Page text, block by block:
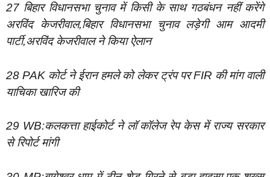
27 बिहार विधानसभा चुनाव में किसी के साथ गठबंधन नहीं करेंगे
अरविंद केजरीवाल,बिहार विधानसभा चुनाव लड़ेगी आम आदमी
पार्टी,अरविंद केजरीवाल ने किया ऐलान
28 PAK कोर्ट ने ईरान हमले को लेकर ट्रंप पर FIR की मांग वाली
याचिका खारिज की
29 WB:कलकत्ता हाईकोर्ट ने लॉ कॉलेज रेप केस में राज्य सरकार
से रिपोर्ट मांगी